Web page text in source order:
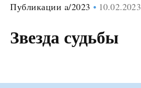
Публикации a/2023 10.02.2023
Звезда судьбы